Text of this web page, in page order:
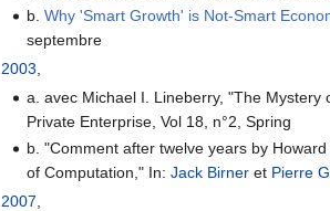
b. Why 'Smart Growth' is Not-Smart
septembre
2003
a. avec Michael I. Lineberry, "The Mystery
Private Enterprise, Vol 18, n°2, Spring
b. "Comment after twelve years by
of Computation," In: Jack Birneret Pierre
2007